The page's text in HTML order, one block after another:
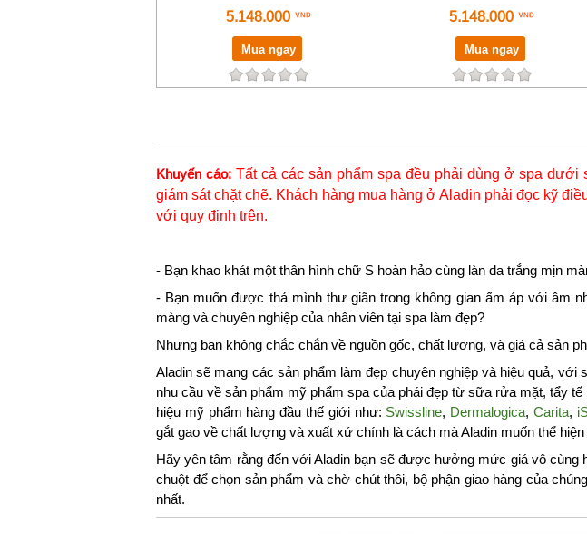
5.148.000
Mua ngay
5.148.000
Mua ngay
Khuyến cáo: Tất cả các sản phẩm spa đều phải dùng ở spa
giám sát chặt chẽ. Khách hàng mua hàng ở Aladin phải đọc kỹ
với quy định trên.
- Bạn khao khát một thân hình chữ S hoàn hảo cùng làn da trắng mịn
- Bạn muốn được thả mình thư giãn trong không gian ấm áp với âm
màng và chuyên nghiệp của nhân viên tại spa làm đẹp?
Nhưng bạn không chắc chắn về nguồn gốc, chất lượng, và giá cả sản
Aladin sẽ mang các sản phẩm làm đẹp chuyên nghiệp và hiệu quả,
nhu cầu về sản phẩm mỹ phẩm spa của phái đẹp từ sữa rửa mặt, tẩy
hiệu mỹ phẩm hàng đầu thế giới như: Swissline, Dermalogica, Carita,
gắt gao về chất lượng và xuất xứ chính là cách mà Aladin muốn thể
Hãy yên tâm rằng đến với Aladin bạn sẽ được hưởng mức giá vô
chuột để chọn sản phẩm và chờ chút thôi, bộ phận giao hàng của
nhất.